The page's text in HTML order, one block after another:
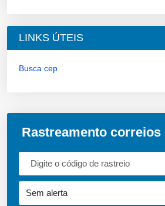
LINKS ÚTEIS
Busca cep
Rastreamento correios